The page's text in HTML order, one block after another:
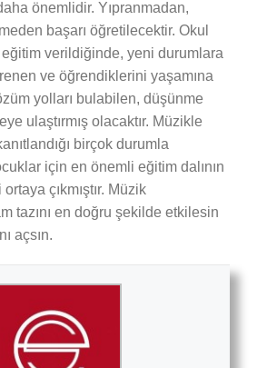
önemlidir. Yıpranmadan,
başarı öğretilecektir. Okul
verildiğinde, yeni durumlara
ve öğrendiklerini yaşamına
yolları bulabilen, düşünme
ulaştırmış olacaktır. Müzikle
birçok durumla
için en önemli eğitim dalının
çıkmıştır. Müzik
tazını en doğru şekilde etkilesin
açsın.